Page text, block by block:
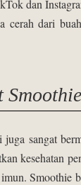
dan
cerah dari
sangat
kesehatan